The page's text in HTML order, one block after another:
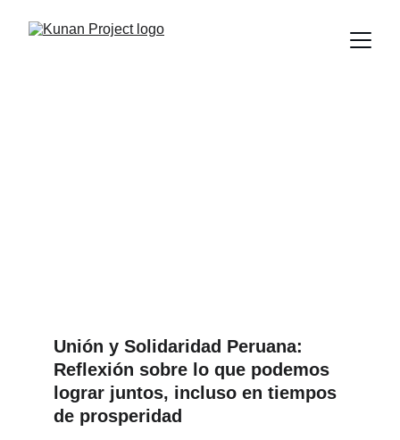
Unión y Solidaridad Peruana:
Reflexión sobre lo que podemos
lograr juntos, incluso en tiempos
de prosperidad